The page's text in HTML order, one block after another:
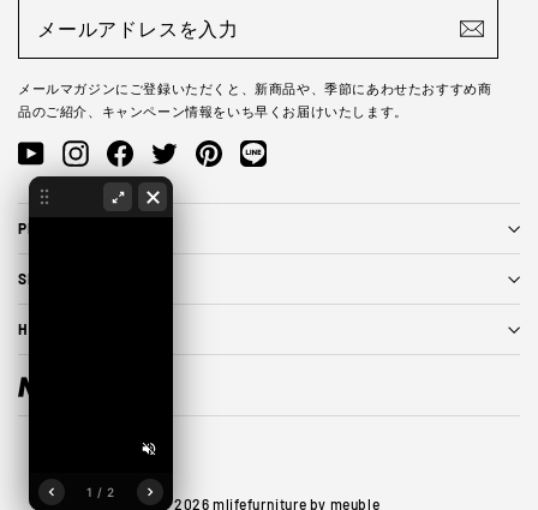
1 / 2
ア
レ
ス
入
力
メールマガジンにご登録いただくと、新商品や、季節にあわせたおすすめ商
品のご紹介、キャンペーン情報をいち早くお届けいたします。
YouTube InstagramFacebookTwitter Pinterest
PRODUCTS
SERVICE
HELP & POLICY
© 2026 mlifefurniture by meuble